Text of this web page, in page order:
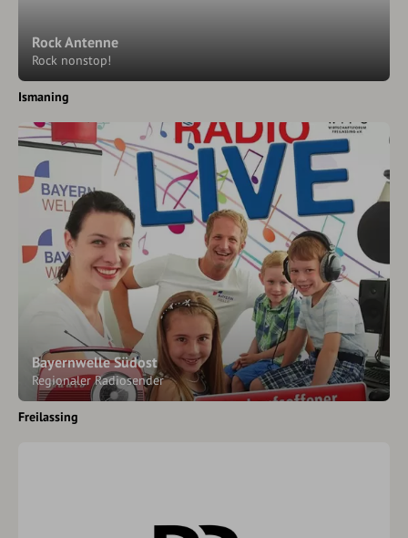
Rock Antenne
Rock nonstop!
Ismaning
Bayernwelle Südost
Regionaler Radiosender
Freilassing